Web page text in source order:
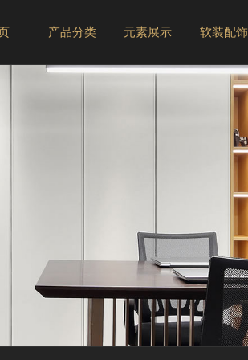
产品分类 元素展示 软装配饰